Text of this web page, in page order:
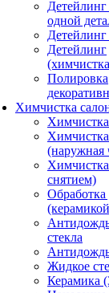
одной
Детейлинг
Полировка
Химчистка
(наружная
снятием)
Обработка
стекла
Жидкое
Керамика